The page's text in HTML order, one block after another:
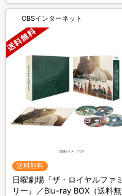
OBSインターネット
送料無料
日曜劇場『ザ・ロイヤルファミ
リー』／Blu-ray BOX（送料無